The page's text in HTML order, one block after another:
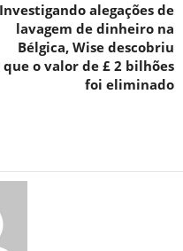
Investigando alegações de
lavagem de dinheiro na
Bélgica, Wise descobriu
que o valor de £ 2 bilhões
foi eliminado